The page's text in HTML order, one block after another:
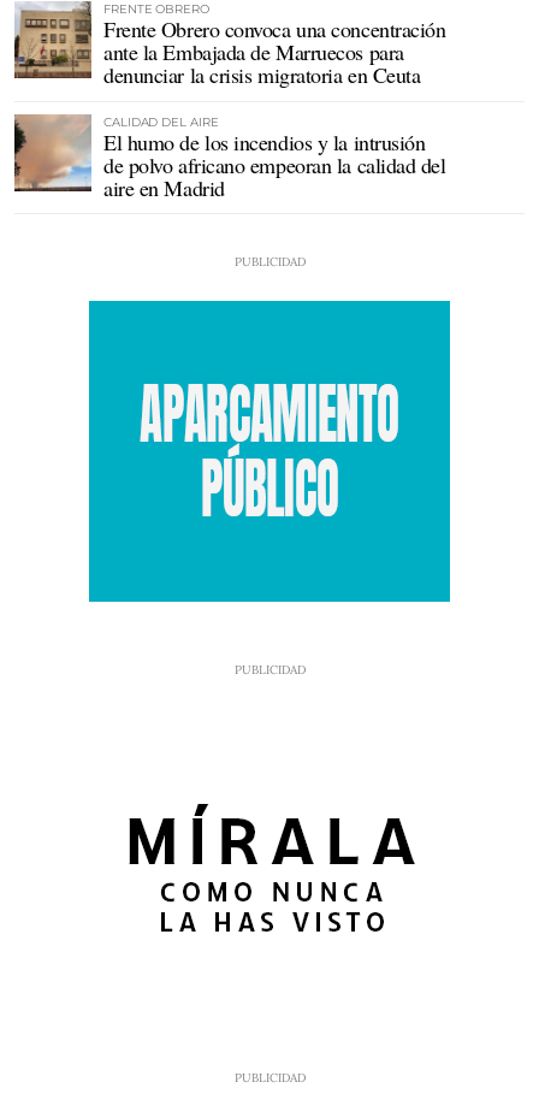
FRENTE OBRERO
Frente Obrero convoca una concentración
ante la Embajada de Marruecos para
denunciar la crisis migratoria en Ceuta
CALIDAD DEL AIRE
El humo de los incendios y la intrusión
de polvo africano empeoran la calidad del
aire en Madrid